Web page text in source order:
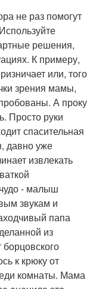
не раз помогут
решения,
К примеру,
или, того
зрения мамы,
А проку
Просто руки
спасительная
давно уже
извлекать
- малыш
звукам и
папа
из
к крюку от
комнаты. Мама